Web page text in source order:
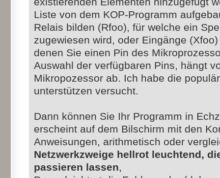
Liste von dem KOP-Programm
Relais bilden (Rfoo), für welche ein
zugewiesen wird, oder Eingänge
denen Sie einen Pin des
Auswahl der verfügbaren Pins, hängt
Mikropozessor ab. Ich habe die
unterstützen versucht.
Dann können Sie Ihr Programm in
erscheint auf dem Bilschirm mit den
Anweisungen, arithmetisch oder
Netzwerkzweige hellrot leuchtend,
passieren lassen,